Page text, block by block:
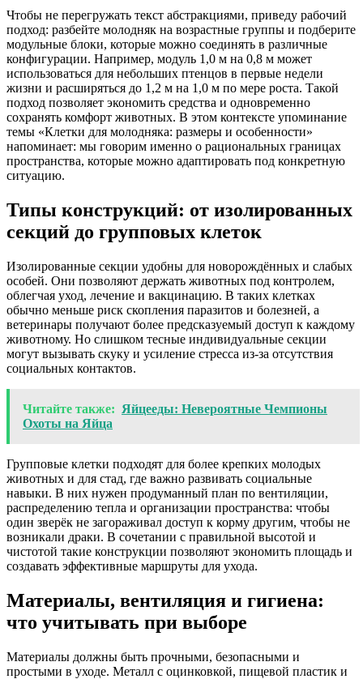
Чтобы не перегружать текст абстракциями, приведу рабочий
подход: разбейте молодняк на возрастные группы и подберите
модульные блоки, которые можно соединять в различные
конфигурации. Например, модуль 1,0 м на 0,8 м может
использоваться для небольших птенцов в первые недели
жизни и расширяться до 1,2 м на 1,0 м по мере роста. Такой
подход позволяет экономить средства и одновременно
сохранять комфорт животных. В этом контексте упоминание
темы «Клетки для молодняка: размеры и особенности»
напоминает: мы говорим именно о рациональных границах
пространства, которые можно адаптировать под конкретную
ситуацию.
Типы конструкций: от изолированных
секций до групповых клеток
Изолированные секции удобны для новорождённых и слабых
особей. Они позволяют держать животных под контролем,
облегчая уход, лечение и вакцинацию. В таких клетках
обычно меньше риск скопления паразитов и болезней, а
ветеринары получают более предсказуемый доступ к каждому
животному. Но слишком тесные индивидуальные секции
могут вызывать скуку и усиление стресса из-за отсутствия
социальных контактов.
Читайте также: Яйцееды: Невероятные Чемпионы
Охоты на Яйца
Групповые клетки подходят для более крепких молодых
животных и для стад, где важно развивать социальные
навыки. В них нужен продуманный план по вентиляции,
распределению тепла и организации пространства: чтобы
один зверёк не загораживал доступ к корму другим, чтобы не
возникали драки. В сочетании с правильной высотой и
чистотой такие конструкции позволяют экономить площадь и
создавать эффективные маршруты для ухода.
Материалы, вентиляция и гигиена:
что учитывать при выборе
Материалы должны быть прочными, безопасными и
простыми в уходе. Металл с оцинковкой, пищевой пластик и